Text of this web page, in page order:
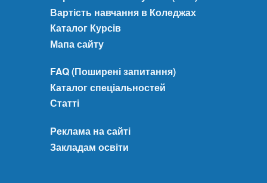
Вартість навчання в Коледжах
Каталог Курсів
Мапа сайту
FAQ (Поширені запитання)
Каталог спеціальностей
Статті
Реклама на сайті
Закладам освіти